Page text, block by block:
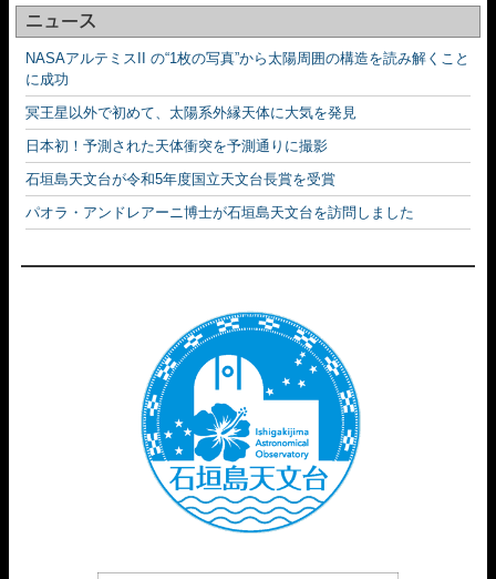
ニュース
NASAアルテミスII の“1枚の写真”から太陽周囲の構造を読み解くこと
に成功
冥王星以外で初めて、太陽系外縁天体に大気を発見
日本初！予測された天体衝突を予測通りに撮影
石垣島天文台が令和5年度国立天文台長賞を受賞
パオラ・アンドレアーニ博士が石垣島天文台を訪問しました